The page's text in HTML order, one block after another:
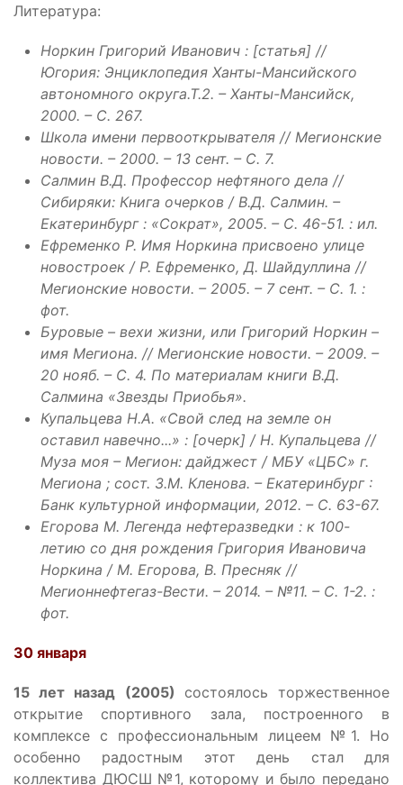
Литература:
Норкин Григорий Иванович : [статья] //
Югория: Энциклопедия Ханты-Мансийского
автономного округа.Т.2. – Ханты-Мансийск,
2000. – С. 267.
Школа имени первооткрывателя // Мегионские
новости. – 2000. – 13 сент. – С. 7.
Салмин В.Д. Профессор нефтяного дела //
Сибиряки: Книга очерков / В.Д. Салмин. –
Екатеринбург : «Сократ», 2005. – С. 46-51. : ил.
Ефременко Р. Имя Норкина присвоено улице
новостроек / Р. Ефременко, Д. Шайдуллина //
Мегионские новости. – 2005. – 7 сент. – С. 1. :
фот.
Буровые – вехи жизни, или Григорий Норкин –
имя Мегиона. // Мегионские новости. – 2009. –
20 нояб. – С. 4. По материалам книги В.Д.
Салмина «Звезды Приобья».
Купальцева Н.А. «Свой след на земле он
оставил навечно...» : [очерк] / Н. Купальцева //
Муза моя – Мегион: дайджест / МБУ «ЦБС» г.
Мегиона ; сост. З.М. Кленова. – Екатеринбург :
Банк культурной информации, 2012. – С. 63-67.
Егорова М. Легенда нефтеразведки : к 100-
летию со дня рождения Григория Ивановича
Норкина / М. Егорова, В. Пресняк //
Мегионнефтегаз-Вести. – 2014. – №11. – С. 1-2. :
фот.
30 января
15 лет назад (2005) состоялось торжественное
открытие спортивного зала, построенного в
комплексе с профессиональным лицеем №1. Но
особенно радостным этот день стал для
коллектива ДЮСШ №1, которому и было передано